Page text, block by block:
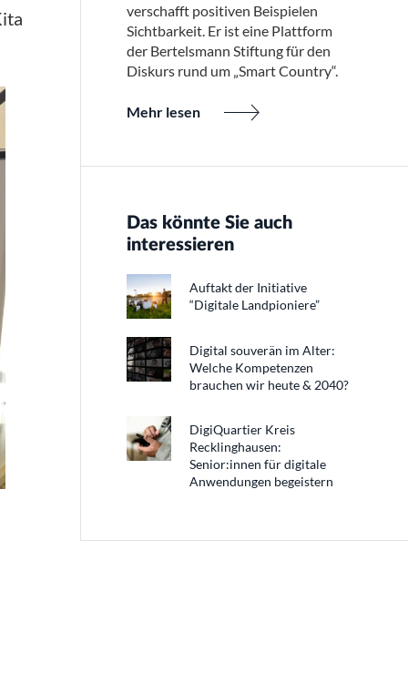
verschafft positiven Beispielen
Sichtbarkeit. Er ist eine Plattform
der Bertelsmann Stiftung für den
Diskurs rund um „Smart Country“.
Mehr lesen
Das könnte Sie auch
interessieren
Auftakt der Initiative
“Digitale Landpioniere”
Digital souverän im Alter:
Welche Kompetenzen
brauchen wir heute & 2040?
DigiQuartier Kreis
Recklinghausen:
Senior:innen für digitale
Anwendungen begeistern